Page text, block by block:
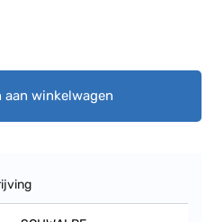
winkelwagen